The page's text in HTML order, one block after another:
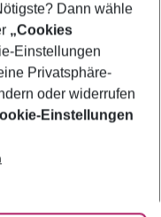
Dann wähle
„Cookies
Einstellungen
Privatsphäre-
oder widerrufen
Einstellungen